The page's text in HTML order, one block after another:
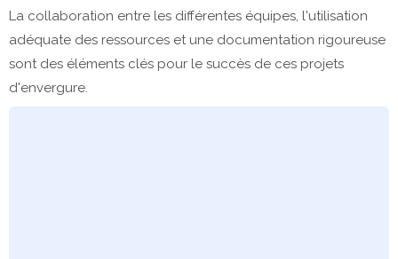
La collaboration entre les différentes équipes, l'utilisation
adéquate des ressources et une documentation rigoureuse
sont des éléments clés pour le succès de ces projets
d'envergure.